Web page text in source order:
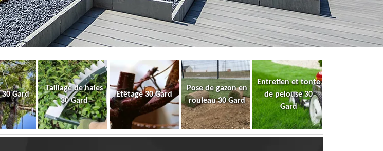
30 Gard
Taillage de haies
30 Gard
Etêtage 30 Gard
Pose de gazon en
rouleau 30 Gard
Entretien et tonte
de pelouse 30
Gard